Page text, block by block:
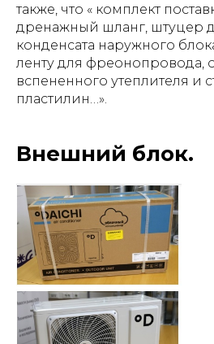
также, что « комплект
дренажный шланг, штуцер
конденсата наружного
ленту для фреонопровода,
вспененного утеплителя и
пластилин…».
Внешний блок.